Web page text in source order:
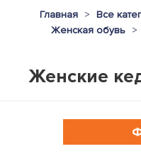
Главная Все
Женская обувь
Женские